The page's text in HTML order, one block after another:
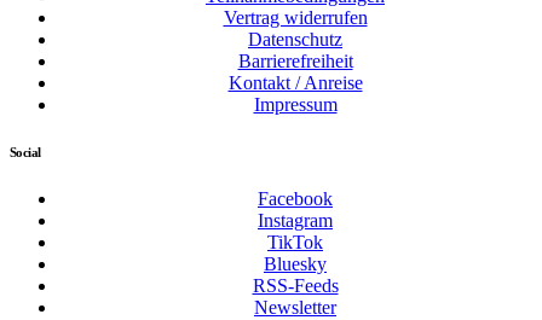
Vertrag widerrufen
Datenschutz
Barrierefreiheit
Kontakt / Anreise
Impressum
Social
Facebook
Instagram
TikTok
Bluesky
RSS-Feeds
Newsletter